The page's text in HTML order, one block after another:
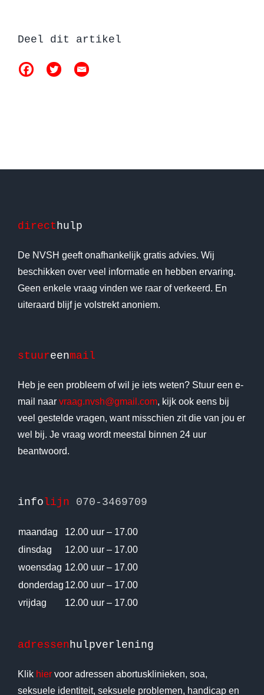
Deel dit artikel
direct hulp
De NVSH geeft onafhankelijk gratis advies. Wij
beschikken over veel informatie en hebben ervaring.
Geen enkele vraag vinden we raar of verkeerd. En
uiteraard blijf je volstrekt anoniem.
stuureenmail
Heb je een probleem of wil je iets weten? Stuur een e-
mail naar vraag.nvsh@gmail.com, kijk ook eens bij
veel gestelde vragen, want misschien zit die van jou er
wel bij. Je vraag wordt meestal binnen 24 uur
beantwoord.
infolijn 070-3469709
maandag
12.00 uur – 17.00
dinsdag
12.00 uur – 17.00
woensdag 12.00 uur – 17.00
donderdag 12.00 uur – 17.00
vrijdag
12.00 uur – 17.00
adressen hulpverlening
Klik hiervoor adressen abortusklinieken, soa,
seksuele identiteit, seksuele problemen, handicap en